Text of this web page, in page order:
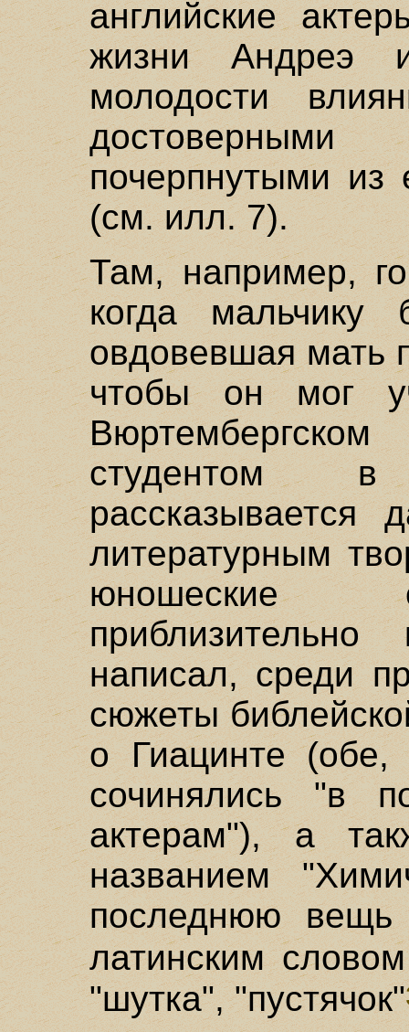
английские
жизни Андреэ
молодости
почерпнутыми из
(см. илл. 7).
Там, например,
когда мальчику
овдовевшая мать
чтобы он мог
Вюртембергском
студентом
рассказывается
литературным
юношеские
написал, среди
сюжеты
о Гиацинте (обе,
сочинялись "в
актерам"), а
названием
последнюю вещь
латинским
"шутка", "пустячок"